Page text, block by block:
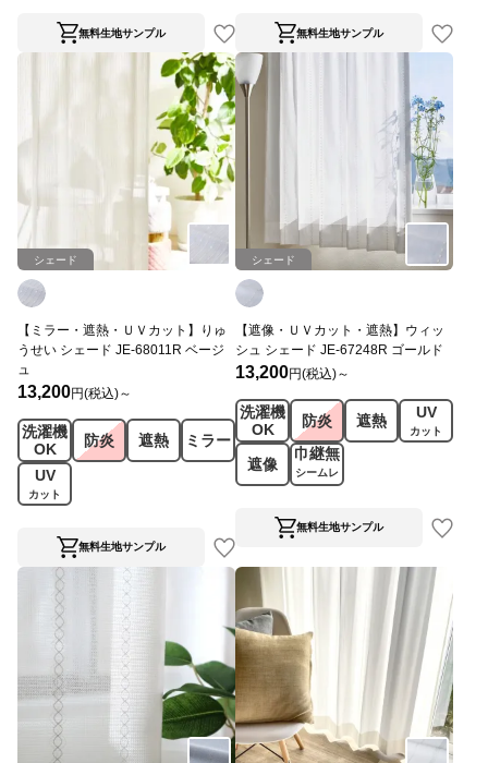
無料生地サンプル 無料生地サンプル
シェード
【ミラー・遮熱・ＵＶカット】りゅ
うせい シェード JE-68011R ベージ
ュ
13,200円(税込)～
洗濯機
OK
防炎 遮熱
ミラー
UV
カット
無料生地サンプル
シェード
【遮像・ＵＶカット・遮熱】ウィッ
シュ シェード JE-67248R ゴールド
13,200円(税込)～
洗濯機
OK
防炎 遮熱 UV
カット
遮像
巾継無
シームレ
ス
無料生地サンプル